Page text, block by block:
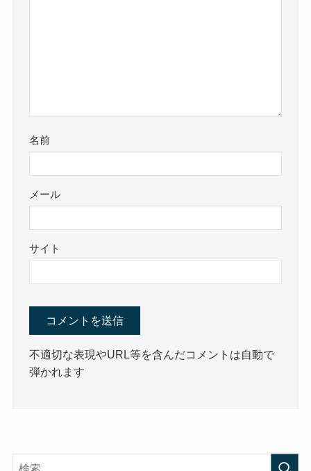
名前
メール
サイト
不適切な表現やURL等を含んだコメントは自動で
弾かれます